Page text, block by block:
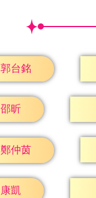
郭台銘
邵昕
鄭仲茵
康凱